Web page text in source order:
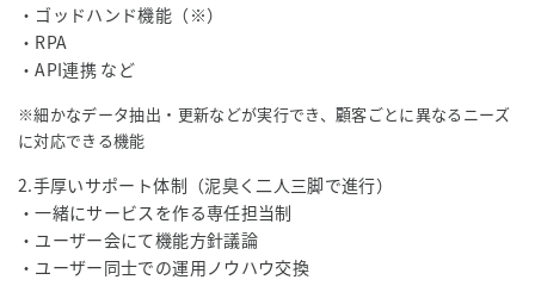
・ゴッドハンド機能（※）
・RPA
・API連携 など
※細かなデータ抽出・更新などが実行でき、顧客ごとに異なるニーズ
に対応できる機能
2.手厚いサポート体制（泥臭く二人三脚で進行）
・一緒にサービスを作る専任担当制
・ユーザー会にて機能方針議論
・ユーザー同士での運用ノウハウ交換